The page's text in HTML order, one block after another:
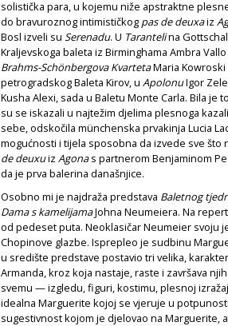
solistička para, u kojemu niže apstraktne
do bravuroznog intimističkog pas de deuxaiz
Bosl izveli su Serenadu. U Tarantelina
Kraljevskoga baleta iz Birminghama Ambra
Brahms-Schönbergova KvartetaMaria Kowroski
petrogradskog Baleta Kirov, u ApolonuIgor
Kusha Alexi, sada u Baletu Monte Carla. Bila
su se iskazali u najtežim djelima plesnoga
sebe, odskočila münchenska prvakinja Lucia
mogućnosti i tijela sposobna da izvede sve
de deuxuiz Agonas partnerom Benjaminom
da je prva balerina današnjice.
Osobno mi je najdraža predstava Baletnog
Dama s kamelijamaJohna Neumeiera. Na
od pedeset puta. Neoklasičar Neumeier svoju
Chopinove glazbe. Isprepleo je sudbinu
u središte predstave postavio tri velika,
Armanda, kroz koja nastaje, raste i završava
svemu — izgledu, figuri, kostimu, plesnoj
idealna Marguerite kojoj se vjeruje u
sugestivnost kojom je djelovao na Marguerite,